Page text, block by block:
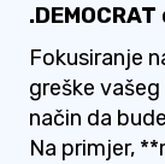
Fokusiranje
greške
način da
Na primjer,